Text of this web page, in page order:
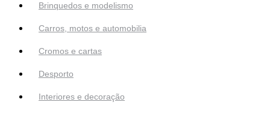
Brinquedos e modelismo
Carros, motos e automobilia
Cromos e cartas
Desporto
Interiores e decoração